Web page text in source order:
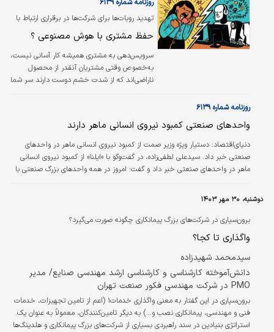
تهدید روبات‌ها برای شرکت‌ها در برقراری ارتباط با
مشتریان بررسی شد
روزنامه شماره ۶۱۳۹
حفظ مشتری با هوش مصنوعی ؟
سرویس‌‌دهی به مشتری همیشه کار آسانی نیست،
به‌‌خصوص وقتی مشتریان آنقدر از محصول
ناراضی‌‌اند که از شدت خشم دوست دارند سر شما
به‌‌روزرسانی اپلیکیشن شرکت ایرادات فنی بسیاری
داشت که به افت سهام شرکت منجر شد و طبیعتا
مشتریان ناراضی بودند.
روزنامه شماره ۶۱۳۹
واحدهای صنعتی کمبود نیروی انسانی ماهر دارند
دنیای‌اقتصاد: دستیار ویژه وزیر صمت از کمبود نیروی انسانی ماهر در واحدهای
صنعتی خبر داد. سیدعلی لطفی‌زاده، در گفت‌‌‌وگو با «ایلنا» از کمبود نیروی انسانی
ماهر در واحدهای صنعتی خبر داد و گفت: امروز در همه واحدهای بزرگ صنعتی با
با وضوح بیشتری مشاهده می‌شود.
دوشنبه، ۳۰ مهر ۱۴۰۳
برون‌سپاری در شرکت‌های بزرگ پیمانکاری چگونه صورت می‌گیرد؟
واگذاری تا کجا؟
سیدمحمد شهیدزاده
دانش‌آموخته کارشناسی و کارشناسی ارشد مهندسی صنایع/ مدیر
PMO در شرکت مهندسی فکور صنعت تهران
برون‌سپاری در این گفتار به معنی واگذاری خدمات۱ (اعم از تامین تجهیزات، خدمات
فنی و مهندسی، پیمانکاری نصب و...) به دیگر تامین‌کنندگان، معمولاً به عنوان یک
استراتژی بنیادین در سند راهبردی بسیاری از شرکت‌های بزرگ پیمانکاری و هلدینگ‌ها